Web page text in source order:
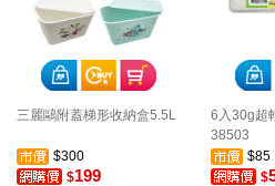
三麗鷗附蓋梯形收納盒5.5L
$300
$199
6入30g超
38503
$85
$